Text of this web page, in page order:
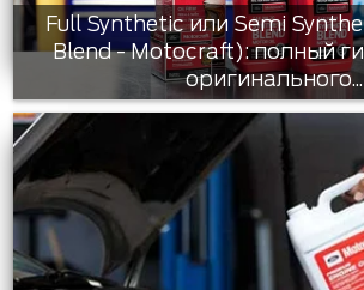
Full Synthetic или Semi
Blend - Motocraft): полный
оригинального...